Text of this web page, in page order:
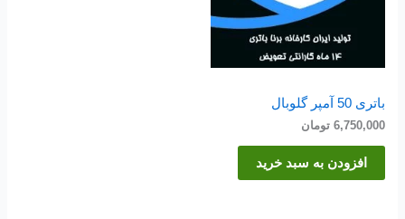
باتری 50 آمپر گلوبال
6,750,000 تومان
افزودن به سبد خرید